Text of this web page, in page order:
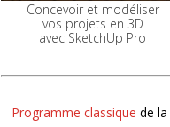
Concevoir et modéliser
vos projets en 3D
avec SketchUp Pro
Programme classique de